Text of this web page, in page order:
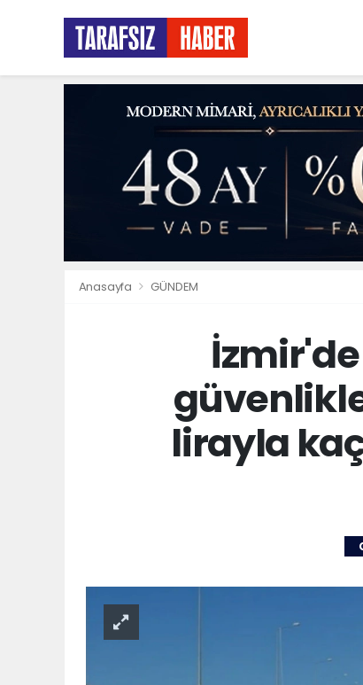
Anasayfa GÜNDEM
lirayla